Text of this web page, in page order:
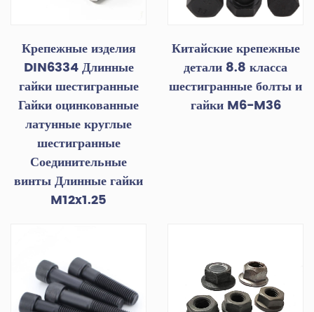
Крепежные изделия
DIN6334 Длинные
гайки шестигранные
Гайки оцинкованные
латунные круглые
шестигранные
Соединительные
винты Длинные гайки
M12x1.25
Китайские крепежные
детали 8.8 класса
шестигранные болты и
гайки M6-M36